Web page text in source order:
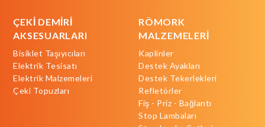
ÇEKİ DEMİRİ
AKSESUARLARI
Bisiklet Taşıyıcıları
Elektrik Tesisatı
Elektrik Malzemeleri
Çeki Topuzları
RÖMORK
MALZEMELERİ
Kaplinler
Destek Ayakları
Destek Tekerlekleri
Refletörler
Fiş - Priz - Bağlantı
Stop Lambaları